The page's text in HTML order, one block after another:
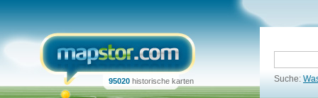
95020 historische karten Suche: